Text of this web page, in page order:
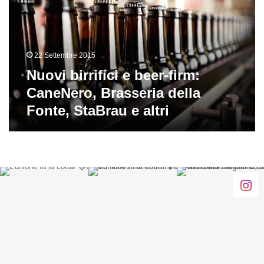
firm:
CaneNero,
Brasseria
della
Fonte,
StaBrau
altri
22 Settembre 2015
Nuovi birrifici e beer-firm:
CaneNero, Brasseria della
Fonte, StaBrau e altri